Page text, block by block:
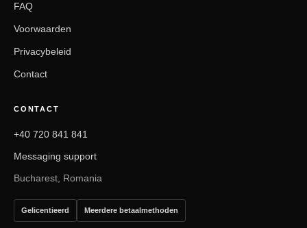
FAQ
Voorwaarden
Privacybeleid
Contact
CONTACT
+40 720 841 841
Messaging support
Bucharest, Romania
Gelicentieerd Meerdere betaalmethoden